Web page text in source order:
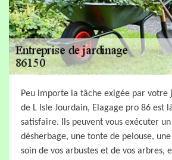
Peu importe la tâche exigée par votre
de L Isle Jourdain, Elagage pro 86 est
satisfaire. Ils peuvent vous exécuter
désherbage, une tonte de pelouse,
soin de vos arbustes et de vos arbres,